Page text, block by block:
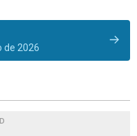
de 2026